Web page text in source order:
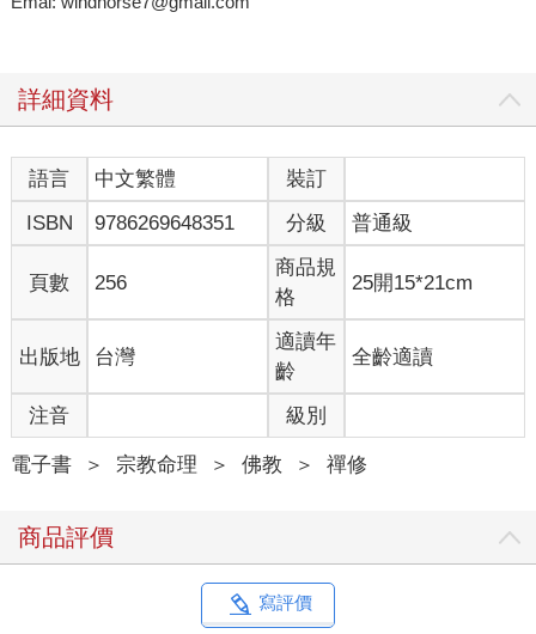
詳細資料
語言 中文繁體
裝訂
ISBN
9786269648351 分級 普通級
頁數 256
商品規
格
25開15*21cm
出版地 台灣
適讀年
齡
全齡適讀
注音 級別
電子書 ＞ 宗教命理 ＞ 佛教 ＞ 禪修
商品評價
寫評價